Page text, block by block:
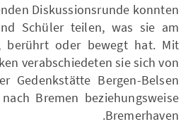
Diskussionsrunde konnten
Schüler teilen, was sie am
berührt oder bewegt hat. Mit
verabschiedeten sie sich von
Gedenkstätte Bergen-Belsen
Bremen beziehungsweise
Bremerhaven.